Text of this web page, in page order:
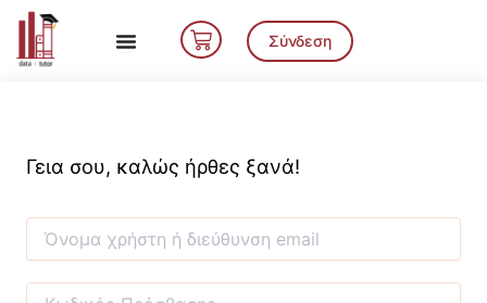
Μετάβαση
περιεχόμενο
Cart Σύνδεση
Γεια σου, καλώς ήρθες ξανά!